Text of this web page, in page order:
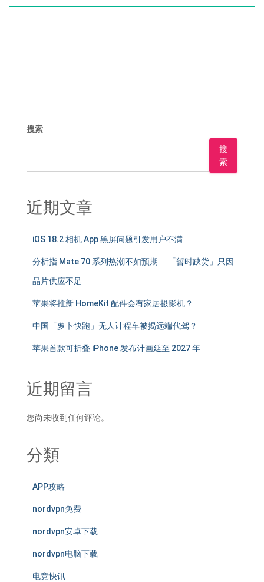
搜索
搜
索
近期文章
iOS 18.2 相机 App 黑屏问题引发用户不满
分析指 Mate 70 系列热潮不如预期 「暂时缺货」只因
晶片供应不足
苹果将推新 HomeKit 配件会有家居摄影机？
中国「萝卜快跑」无人计程车被揭远端代驾？
苹果首款可折叠 iPhone 发布计画延至 2027 年
近期留言
您尚未收到任何评论。
分類
APP攻略
nordvpn免费
nordvpn安卓下载
nordvpn电脑下载
电竞快讯